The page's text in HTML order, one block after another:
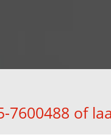
7600488 of